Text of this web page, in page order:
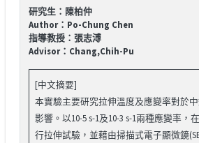
研究生：陳柏仲
Author：Po-Chung Chen
指導教授：張志溥
Advisor：Chang,Chih-Pu
[中文摘要]
本實驗主要研究拉伸溫度及應變率對於
影響。以10-5 s-1及10-3 s-1兩種應變率，
行拉伸試驗，並藉由掃描式電子顯微鏡